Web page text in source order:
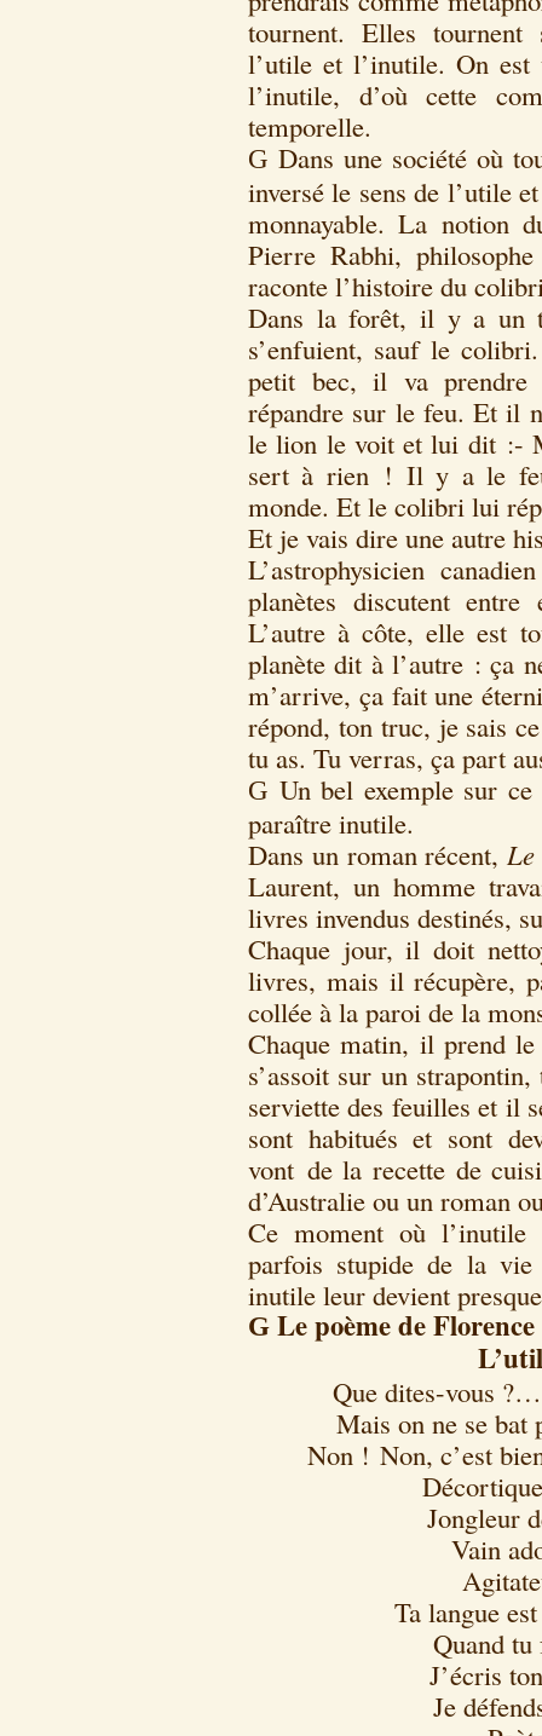
tournent. Elles
l’utile et l’inutile. On
l’inutile, d’où cette
temporelle.
G Dans une société où
inversé le sens de l’utile
monnayable. La notion
Pierre Rabhi,
raconte l’histoire du
Dans la forêt, il y a un
s’enfuient, sauf le
petit bec, il va prendre
répandre sur le feu. Et il
le lion le voit et lui dit :-
sert à rien ! Il y a le
monde. Et le colibri lui
Et je vais dire une autre
L’astrophysicien
planètes discutent entre
L’autre à côte, elle est
planète dit à l’autre : ça
m’arrive, ça fait une
répond, ton truc, je sais
tu as. Tu verras, ça part
G Un bel exemple sur
paraître inutile.
Dans un roman récent,
Laurent, un homme
livres invendus destinés,
Chaque jour, il doit
livres, mais il récupère,
collée à la paroi de la
Chaque matin, il prend
s’assoit sur un
serviette des feuilles et il
sont habitués et sont
vont de la recette de
d’Australie ou un roman
Ce moment où
parfois stupide de la
inutile leur devient
G Le poème de
Que dites-vous
Mais on ne se bat
Non ! Non, c’est
Jongleur
Vain
Ta langue
Quand
J’écris
Je